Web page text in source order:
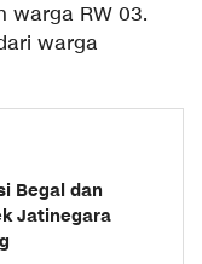
warga RW 03.
warga
Begal dan
Jatinegara